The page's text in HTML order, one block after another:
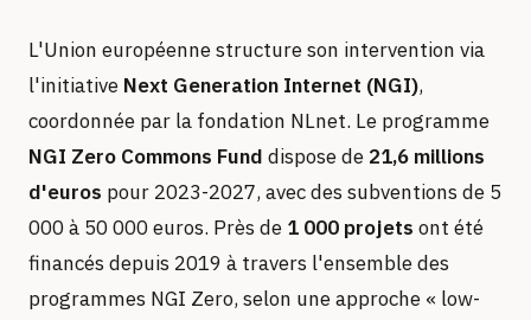
L'Union européenne structure son intervention via
l'initiative Next Generation Internet (NGI),
coordonnée par la fondation NLnet. Le programme
NGI Zero Commons Fund dispose de 21,6 millions
d'euros pour 2023-2027, avec des subventions de 5
000 à 50 000 euros. Près de 1 000 projets ont été
financés depuis 2019 à travers l'ensemble des
programmes NGI Zero, selon une approche « low-